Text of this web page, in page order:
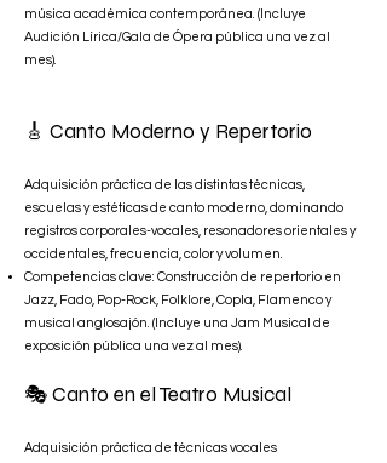
música académica contemporánea. (Incluye
Audición Lírica/Gala de Ópera pública una vez al
mes).
🎸 Canto Moderno y Repertorio
Adquisición práctica de las distintas técnicas,
escuelas y estéticas de canto moderno, dominando
registros corporales-vocales, resonadores orientales y
occidentales, frecuencia, color y volumen.
Competencias clave: Construcción de repertorio en
Jazz, Fado, Pop-Rock, Folklore, Copla, Flamenco y
musical anglosajón. (Incluye una Jam Musical de
exposición pública una vez al mes).
🎭Canto en el Teatro Musical
Adquisición práctica de técnicas vocales